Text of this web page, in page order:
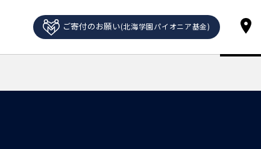
ご寄付のお願い(北海学園パイオニア基金)